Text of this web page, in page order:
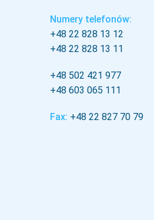
Numery telefonów:
+48 22 828 13 12
+48 22 828 13 11
+48 502 421 977
+48 603 065 111
Fax: +48 22 827 70 79